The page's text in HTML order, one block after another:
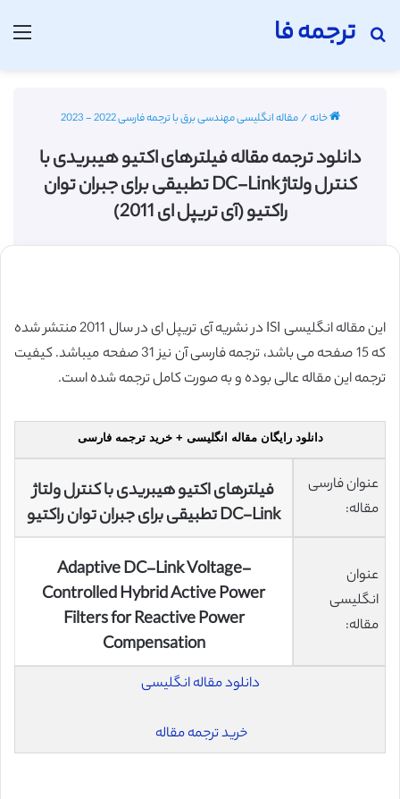
ترجمه فا
جستجو برای
خانه/مقاله انگلیسی مهندسی برق با ترجمه فارسی 2022 - 2023
دانلود ترجمه مقاله فیلترهای اکتیو هیبریدی با
کنترل ولتاژ DC-Link تطبیقی ​​برای جبران توان
راکتیو (آی تریپل ای 2011)
این مقاله انگلیسی ISI در نشریه آی تریپل ای در سال 2011 منتشر شده
که 15 صفحه می باشد، ترجمه فارسی آن نیز 31 صفحه میباشد. کیفیت
ترجمه این مقاله عالی بوده و به صورت کامل ترجمه شده است.
دانلود رایگان مقاله انگلیسی + خرید ترجمه فارسی
عنوان فارسی
مقاله:
فیلترهای اکتیو هیبریدی با کنترل ولتاژ
DC-Link تطبیقی ​​برای جبران توان راکتیو
عنوان
انگلیسی
مقاله:
Adaptive DC-Link Voltage-
Controlled Hybrid Active Power
Filters for Reactive Power
Compensation
دانلود مقاله انگلیسی
خرید ترجمه مقاله